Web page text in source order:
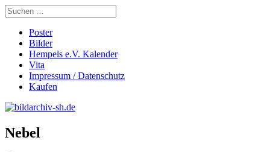
Poster
Bilder
Hempels e.V. Kalender
Vita
Impressum / Datenschutz
Kaufen
Nebel